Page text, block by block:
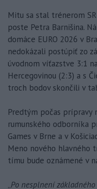
Mitu sa stal trénerom
poste Petra Barnišina.
domáce EURO 2026 v
nedokázali postúpiť zo
úvodnom víťazstve 3:1
Hercegovinou (2:3) a s
troch bodov skončili v
Predtým počas prípravy
rumunského odborníka
Games v Brne a v
Meno nového hlavného
tímu bude oznámené v
„Po nesplnení